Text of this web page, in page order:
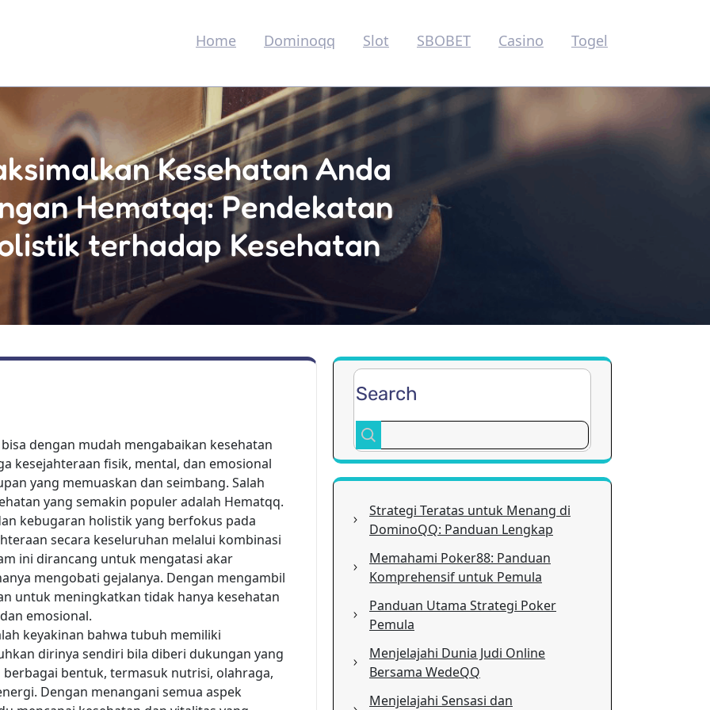
Home Dominoqq Slot SBOBET Casino Togel
Kesehatan Anda
Hematqq: Pendekatan
terhadap Kesehatan
dengan mudah mengabaikan kesehatan
kesejahteraan fisik, mental, dan emosional
yang memuaskan dan seimbang. Salah
yang semakin populer adalah Hematqq.
kebugaran holistik yang berfokus pada
secara keseluruhan melalui kombinasi
ini dirancang untuk mengatasi akar
mengobati gejalanya. Dengan mengambil
untuk meningkatkan tidak hanya kesehatan
emosional.
keyakinan bahwa tubuh memiliki
dirinya sendiri bila diberi dukungan yang
bentuk, termasuk nutrisi, olahraga,
Dengan menangani semua aspek
Search
Strategi Teratas untuk Menang di
DominoQQ: Panduan Lengkap
Memahami Poker88: Panduan
Komprehensif untuk Pemula
Panduan Utama Strategi Poker
Pemula
Menjelajahi Dunia Judi Online
Bersama WedeQQ
Menjelajahi Sensasi dan